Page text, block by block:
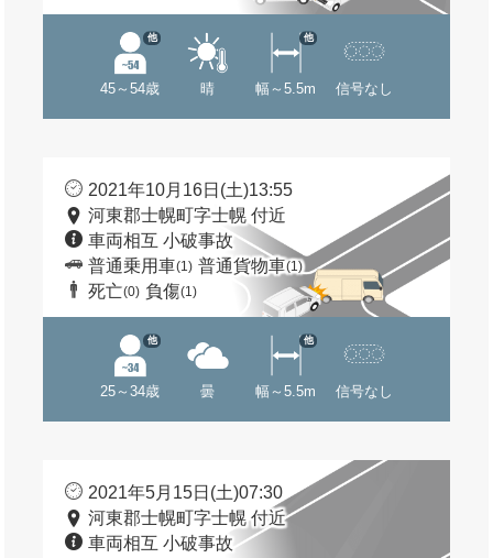
45～54歳
他
晴 幅～5.5m
他
信号なし
2021年10月16日(土)13:55
河東郡士幌町字士幌 付近
車両相互 小破事故
普通乗用車(1) 普通貨物車(1)
死亡(0) 負傷(1)
25～34歳
他
曇 幅～5.5m
他
信号なし
2021年5月15日(土)07:30
河東郡士幌町字士幌 付近
車両相互 小破事故